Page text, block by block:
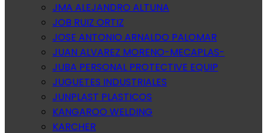
JMA ALEJANDRO ALTUNA
JOB RUIZ ORTIZ
JOSE ANTONIO ARNALDO PALOMAR
JUAN ALVAREZ MORENO-MECAPLAS-
JUBA PERSONAL PROTECTIVE EQUIP
JUGUETES INDUSTRIALES
JUNPLAST PLASTICOS
KANGAROO WELDING
KARCHER